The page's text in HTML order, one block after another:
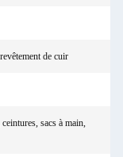
de cuir
sacs à main,